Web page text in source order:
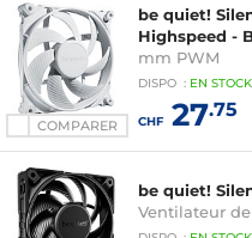
COMPARER
be quiet!
Highspeed -
mm PWM
DISPO : EN STOCK
CHF27.75
be quiet!
Ventilateur